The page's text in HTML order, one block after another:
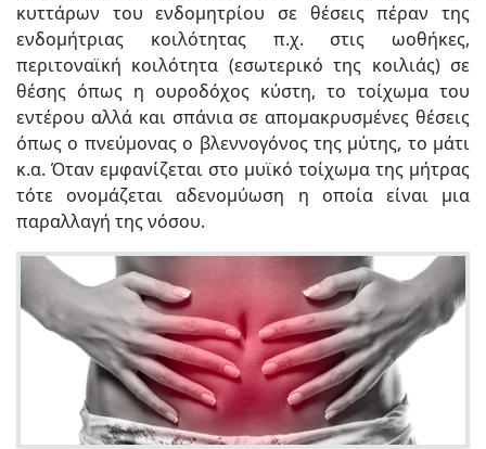
κυττάρων του ενδομητρίου σε θέσεις πέραν της
ενδομήτριας κοιλότητας π.χ. στις ωοθήκες,
περιτοναϊκή κοιλότητα (εσωτερικό της κοιλιάς) σε
θέσης όπως η ουροδόχος κύστη, το τοίχωμα του
εντέρου αλλά και σπάνια σε απομακρυσμένες θέσεις
όπως ο πνεύμονας ο βλεννογόνος της μύτης, το μάτι
κ.α. Όταν εμφανίζεται στο μυϊκό τοίχωμα της μήτρας
τότε ονομάζεται αδενομύωση η οποία είναι μια
παραλλαγή της νόσου.